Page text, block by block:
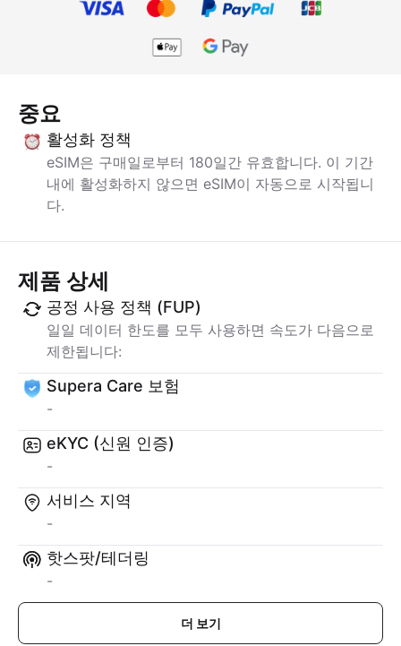
중요
활성화 정책
eSIM은 구매일로부터 180일간 유효합니다. 이 기간
내에 활성화하지 않으면 eSIM이 자동으로 시작됩니
다.
제품 상세
공정 사용 정책 (FUP)
일일 데이터 한도를 모두 사용하면 속도가 다음으로
제한됩니다:
Supera Care 보험
-
eKYC (신원 인증)
-
서비스 지역
-
핫스팟/테더링
-
더 보기